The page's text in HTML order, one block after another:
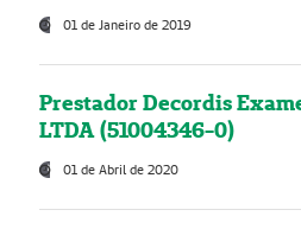
01 de Janeiro de 2019
Prestador Decordis
LTDA (51004346-0)
01 de Abril de 2020